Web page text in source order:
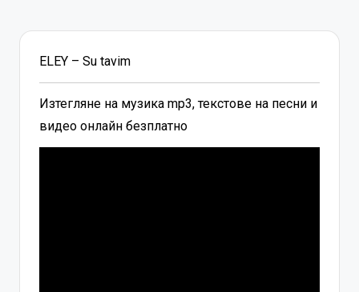
ELEY – Su tavim
Изтегляне на музика mp3, текстове на песни и
видео онлайн безплатно